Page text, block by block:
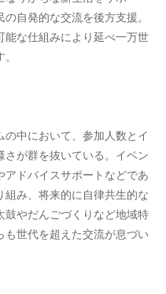
自発的な交流を後方支援。
能な仕組みにより延べ一万世
中において、参加人数とイ
が群を抜いている。イベン
アドバイスサポートなどであ
組み、将来的に自律共生的な
鼓やだんごづくりなど地域特
世代を超えた交流が息づい